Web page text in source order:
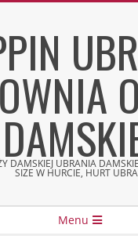
DAMSKIEJ UBRANIA
SIZE W HURCIE, HURT
Menu